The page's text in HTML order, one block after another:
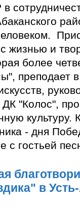
жизнью и
более
преподает
"Колос",
культуру.
- дня
с гостьей
в